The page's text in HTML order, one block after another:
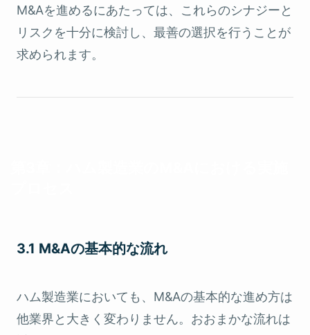
M&Aを進めるにあたっては、これらのシナジーと
リスクを十分に検討し、最善の選択を行うことが
求められます。
3.1 M&Aの基本的な流れ
ハム製造業においても、M&Aの基本的な進め方は
他業界と大きく変わりません。おおまかな流れは